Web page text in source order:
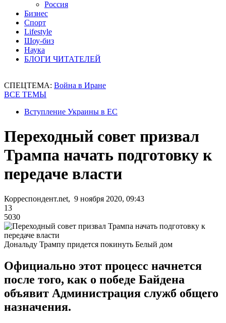
Россия
Бизнес
Спорт
Lifestyle
Шоу-биз
Наука
БЛОГИ ЧИТАТЕЛЕЙ
СПЕЦТЕМА: Война в Иране
ВСЕ ТЕМЫ
Вступление Украины в ЕС
Переходный совет призвал
Трампа начать подготовку к
передаче власти
Корреспондент.net, 9 ноября 2020, 09:43
13
5030
Дональду Трампу придется покинуть Белый дом
Официально этот процесс начнется
после того, как о победе Байдена
объявит Администрация служб общего
назначения.